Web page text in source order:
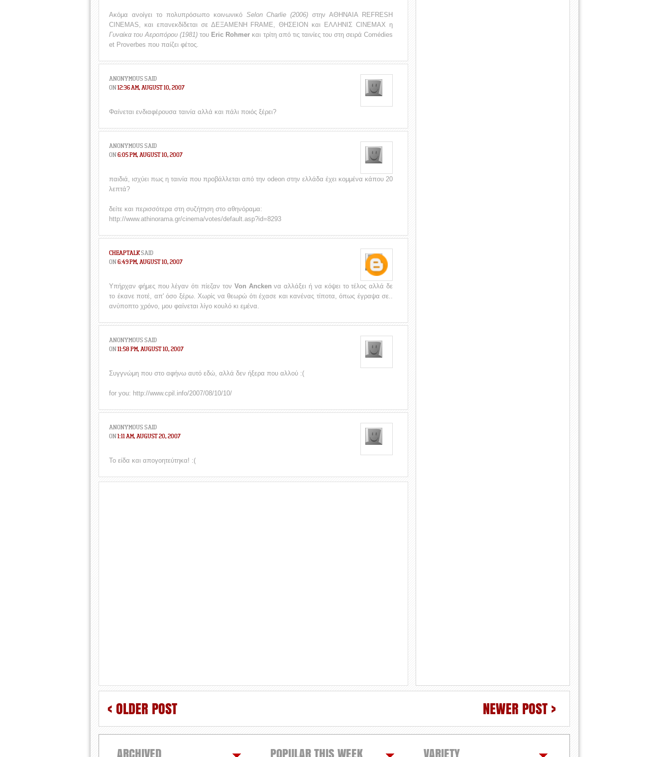
Ακόμα ανοίγει το πολυπρόσωπο κοινωνικό Selon Charlie (2006) στην ΑΘΗΝΑΙΑ REFRESH
CINEMAS, και επανεκδίδεται σε ΔΕΞΑΜΕΝΗ FRAME, ΘΗΣΕΙΟΝ και ΕΛΛΗΝΙΣ CINEMAX η
Γυναίκα του Αεροπόρου (1981) του Eric Rohmer και τρίτη από τις ταινίες του στη σειρά Comédies
et Proverbes που παίζει φέτος.
ANONYMOUS SAID
ON12:36 AM, AUGUST 10, 2007
Φαίνεται ενδιαφέρουσα ταινία αλλά και πάλι ποιός ξέρει?
ANONYMOUS SAID
ON6:05 PM, AUGUST 10, 2007
παιδιά, ισχύει πως η ταινία που προβάλλεται από την odeon στην ελλάδα έχει κομμένα κάπου 20
λεπτά?
δείτε και περισσότερα στη συζήτηση στο αθηνόραμα:
http://www.athinorama.gr/cinema/votes/default.asp?id=8293
CHEAPTALKSAID
ON6:49 PM, AUGUST 10, 2007
Υπήρχαν φήμες που λέγαν ότι πίεζαν τον Von Ancken να αλλάξει ή να κόψει το τέλος αλλά δε
το έκανε ποτέ, απ' όσο ξέρω. Χωρίς να θεωρώ ότι έχασε και κανένας τίποτα, όπως έγραψα σε..
ανύποπτο χρόνο, μου φαίνεται λίγο κουλό κι εμένα.
ANONYMOUS SAID
ON11:58 PM, AUGUST 10, 2007
Συγγνώμη που στο αφήνω αυτό εδώ, αλλά δεν ήξερα που αλλού :(
for you: http://www.cpil.info/2007/08/10/10/
ANONYMOUS SAID
ON1:11 AM, AUGUST 20, 2007
Το είδα και απογοητεύτηκα! :(
< OLDER POST NEWER POST >